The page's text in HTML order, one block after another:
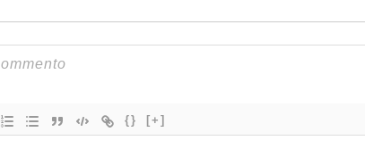
{} [+]